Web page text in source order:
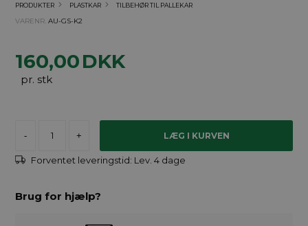
PRODUKTER PLASTKAR TILBEHØR TIL PALLEKAR
VARENR.AU-GS-K2
160,00DKK
pr. stk
- +
Forventet leveringstid: Lev. 4 dage
Brug for hjælp?